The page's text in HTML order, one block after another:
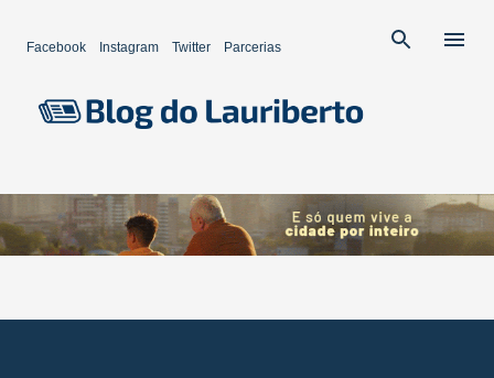
Facebook Instagram Twitter Parcerias